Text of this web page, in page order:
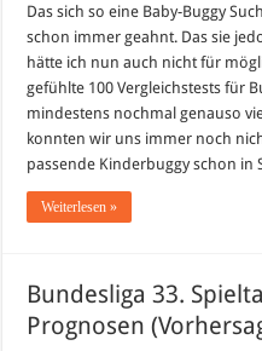
Das sich so eine Baby-Buggy
schon immer geahnt. Das sie
hätte ich nun auch nicht für
gefühlte 100 Vergleichstests für
mindestens nochmal genauso
konnten wir uns immer noch
passende Kinderbuggy schon in
Weiterlesen »
Bundesliga 33.
Prognosen